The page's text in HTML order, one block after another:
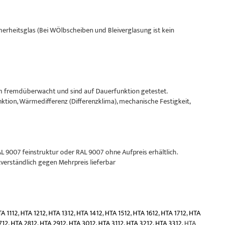
(Bei WÖlbscheiben und Bleiverglasung ist kein
fremdüberwacht und sind auf Dauerfunktion getestet.
Wärmedifferenz (Differenzklima), mechanische Festigkeit,
9007 feinstruktur oder RAL 9007 ohne Aufpreis erhältlich.
gegen Mehrpreis lieferbar
1112,HTA 1212,HTA 1312,HTA 1412,HTA 1512,HTA 1612,HTA 1712,HTA